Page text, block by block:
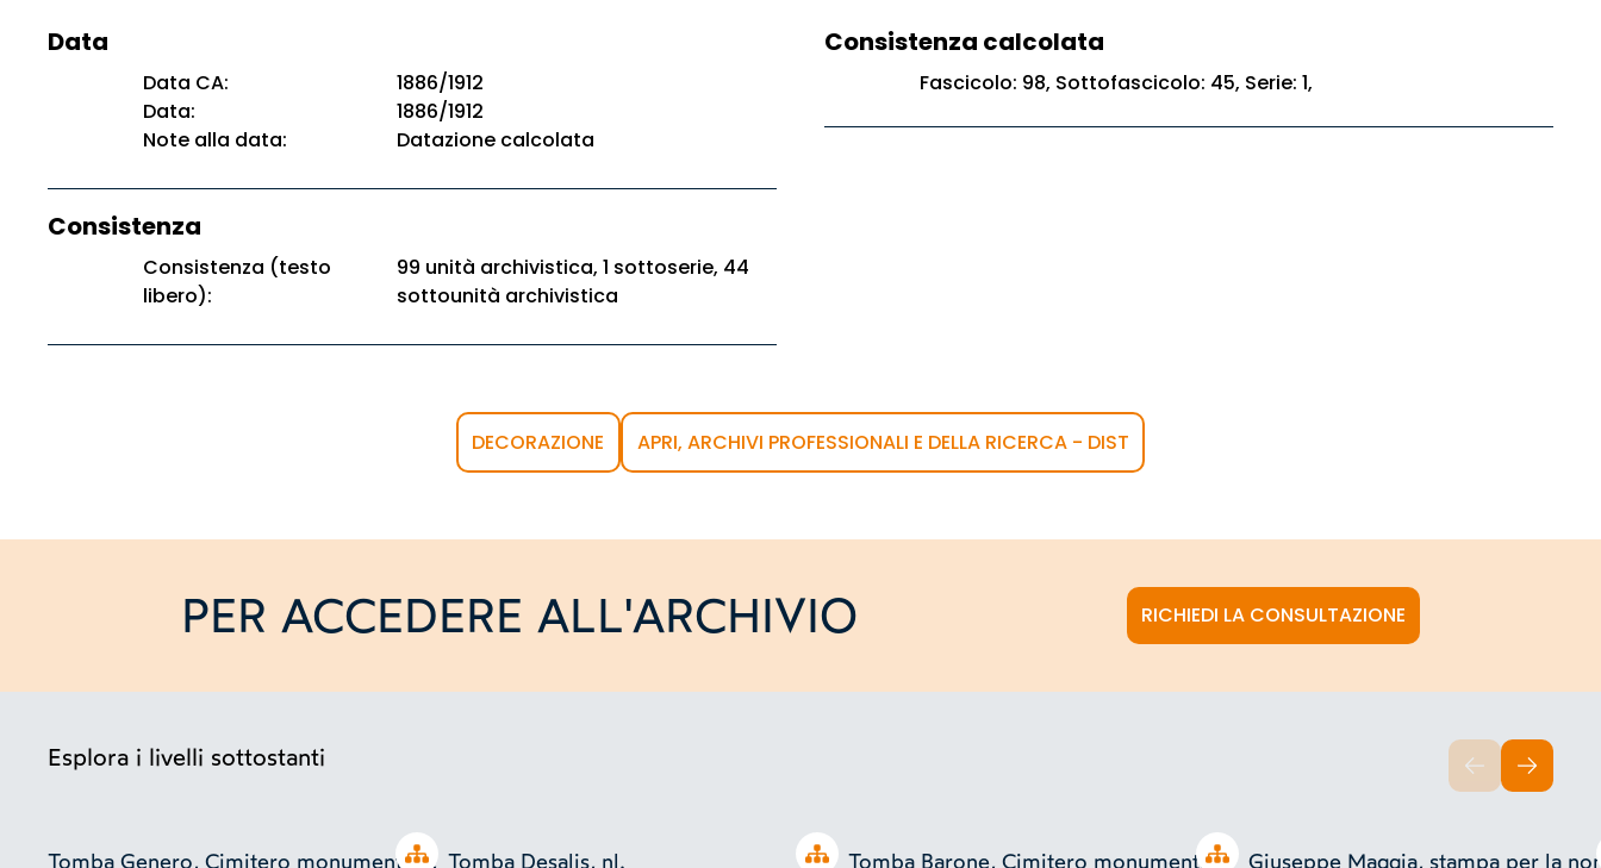
Data
Data CA:
1886/1912
Data:
1886/1912
Note alla data:
Datazione calcolata
Consistenza
Consistenza (testo
libero):
99 unità archivistica, 1 sottoserie, 44
sottounità archivistica
Consistenza calcolata
Fascicolo: 98, Sottofascicolo: 45, Serie: 1,
DECORAZIONE APRI, ARCHIVI PROFESSIONALI E DELLA RICERCA - DIST
PER ACCEDERE ALL'ARCHIVIO RICHIEDI LA CONSULTAZIONE
Esplora i livelli sottostanti
Open tree
Tomba Genero, Cimitero monumentale,
Open tree
Tomba Desalis, nl. Open tree
Tomba Barone, Cimitero monumentale, Giuseppe Maggia, stampa per la
INDIETROAVANTI